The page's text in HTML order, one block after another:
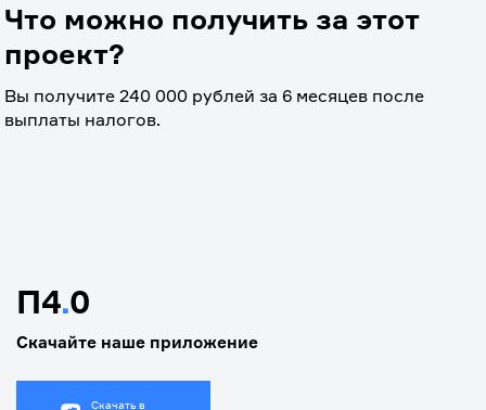
Что можно получить за этот
проект?
Вы получите 240 000 рублей за 6 месяцев после
выплаты налогов.
П4.0
Скачайте наше приложение
Скачать в